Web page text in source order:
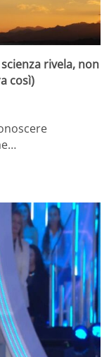
rivela, non
così)